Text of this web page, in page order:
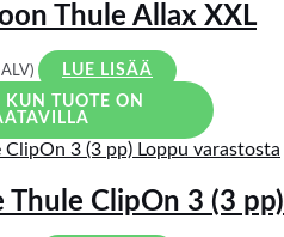
Thule Allax XXL
LUE LISÄÄ
KUN TUOTE ON
Loppu varastosta
ClipOn 3 (3 pp)